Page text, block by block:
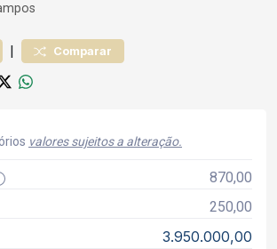
| Comparar
valores sujeitos a alteração.
870,00
250,00
3.950.000,00